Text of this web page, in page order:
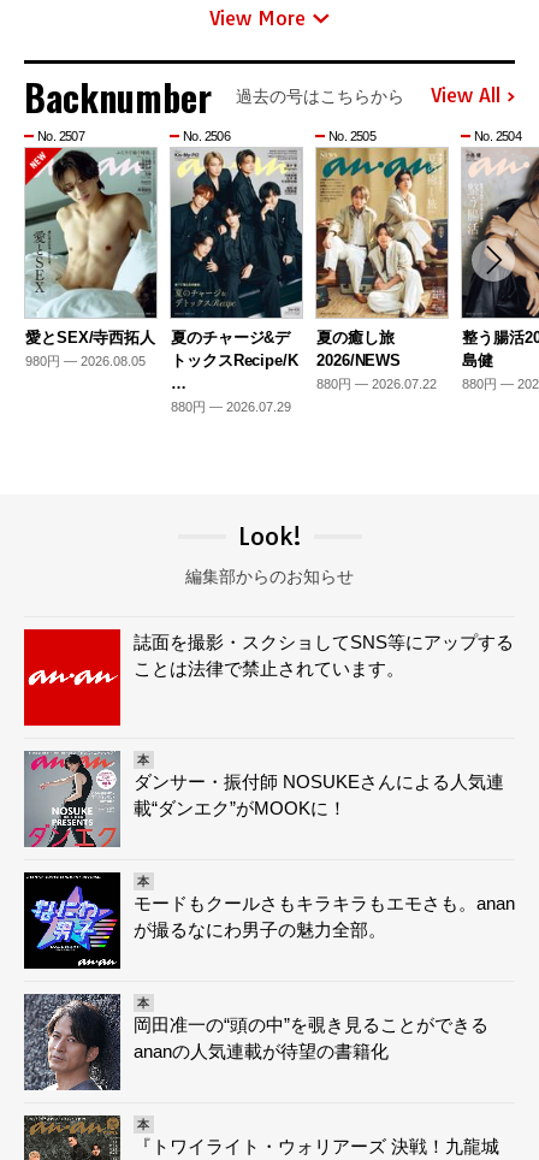
View More
Backnumber 過去の号はこちらから View All
No. 2507
愛とSEX/寺西拓人
980円 — 2026.08.05
No. 2506
夏のチャージ&デ
トックスRecipe/K
…
880円 — 2026.07.29
No. 2505
夏の癒し旅
2026/NEWS
880円 — 2026.07.22
No. 2504
整う腸活
島健
880円 —
Look!
編集部からのお知らせ
誌面を撮影・スクショしてSNS等にアップする
ことは法律で禁止されています。
本
ダンサー・振付師 NOSUKEさんによる人気連
載“ダンエク”がMOOKに！
本
モードもクールさもキラキラもエモさも。anan
が撮るなにわ男子の魅力全部。
本
岡田准一の“頭の中”を覗き見ることができる
ananの人気連載が待望の書籍化
本
『トワイライト・ウォリアーズ 決戦！九龍城